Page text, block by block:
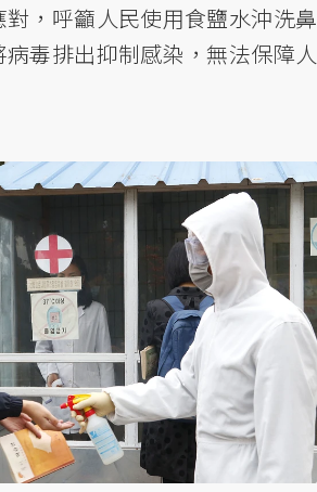
，呼籲人民使用食鹽水沖洗鼻
毒排出抑制感染，無法保障人